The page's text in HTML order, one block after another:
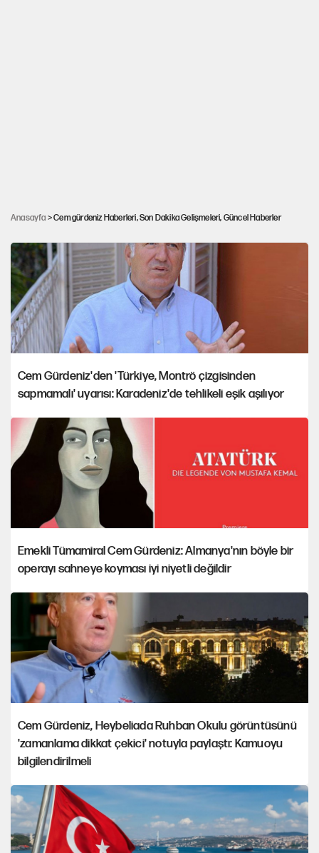
Anasayfa > Cem gürdeniz Haberleri, Son Dakika Gelişmeleri, Güncel Haberler
istemediği bir savaşın içine çekilebilir'
Cem Gürdeniz'den 'Türkiye, Montrö çizgisinden
sapmamalı' uyarısı: Karadeniz'de tehlikeli eşik aşılıyor
Emekli Tümamiral Cem Gürdeniz: Almanya'nın böyle bir
operayı sahneye koyması iyi niyetli değildir
Cem Gürdeniz, Heybeliada Ruhban Okulu görüntüsünü
'zamanlama dikkat çekici' notuyla paylaştı: Kamuoyu
bilgilendirilmeli